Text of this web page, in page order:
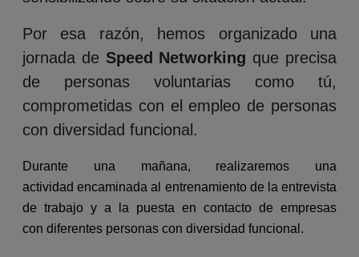
Por esa razón, hemos organizado una
jornada de Speed Networking que precisa
de personas voluntarias como tú,
comprometidas con el empleo de personas
con diversidad funcional.
Durante una mañana, realizaremos una
actividadencaminada al entrenamiento de la entrevista
de trabajo y a la puesta en contacto de empresas
con diferentes personas con diversidad funcional.